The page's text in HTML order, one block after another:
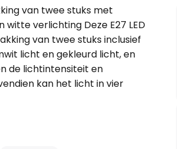
van twee stuks met
verlichting Deze E27 LED
van twee stuks inclusief
licht en gekleurd licht, en
de lichtintensiteit en
kan het licht in vier
vier vooraf ingestelde